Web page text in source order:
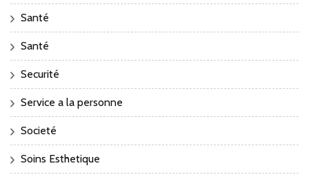
Santé
Santé
Securité
Service a la personne
Societé
Soins Esthetique